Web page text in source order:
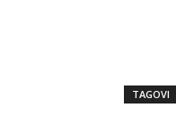
TAGOVI